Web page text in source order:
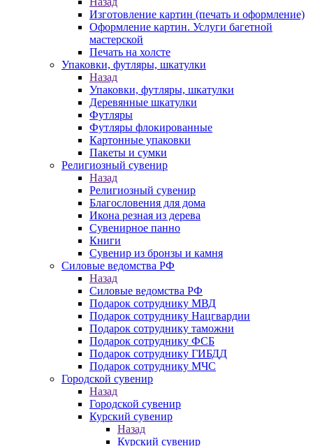
Изготовление картин (печать и оформление)
Оформление картин. Услуги багетной
мастерской
Печать на холсте
Упаковки, футляры, шкатулки
Назад
Упаковки, футляры, шкатулки
Деревянные шкатулки
Футляры
Футляры флокированные
Картонные упаковки
Пакеты и сумки
Религиозный сувенир
Назад
Религиозный сувенир
Благословения для дома
Икона резная из дерева
Сувенирное панно
Книги
Сувенир из бронзы и камня
Силовые ведомства РФ
Назад
Силовые ведомства РФ
Подарок сотруднику МВД
Подарок сотруднику Нацгвардии
Подарок сотруднику таможни
Подарок сотруднику ФСБ
Подарок сотруднику ГИБДД
Подарок сотруднику МЧС
Городской сувенир
Назад
Городской сувенир
Курский сувенир
Назад
Курский сувенир